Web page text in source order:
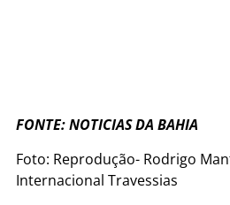
FONTE: NOTICIAS DA BAHIA
Foto: Reprodução- Rodrigo
Internacional Travessias